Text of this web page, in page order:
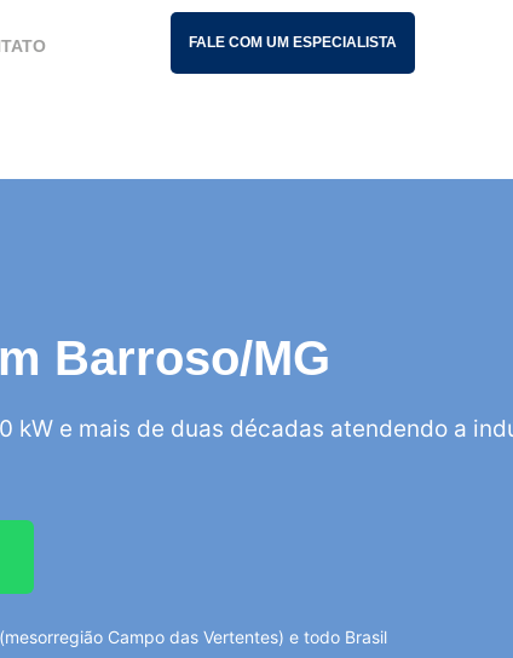
FALE COM UM ESPECIALISTA
Barroso/MG
e mais de duas décadas atendendo a
Campo das Vertentes) e todo Brasil